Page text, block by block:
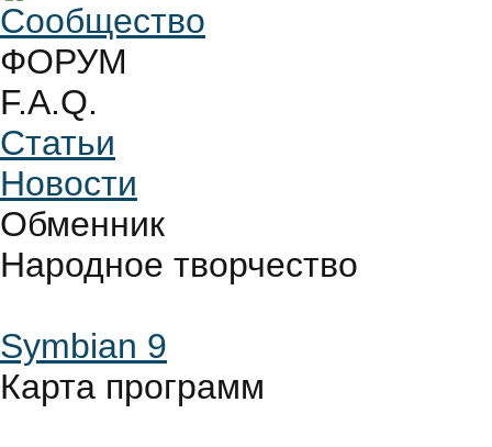
Сообщество
ФОРУМ
F.A.Q.
Статьи
Новости
Обменник
Народное творчество
Symbian 9
Карта программ